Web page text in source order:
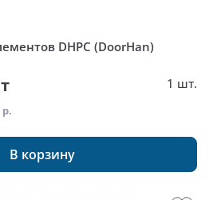
DHPC (DoorHan)
1 шт.
р.
В корзину